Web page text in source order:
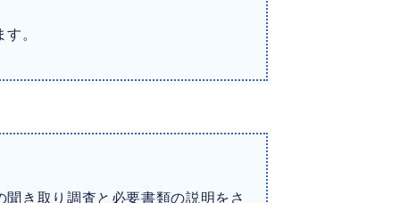
。
き取り調査と必要書類の説明をさ